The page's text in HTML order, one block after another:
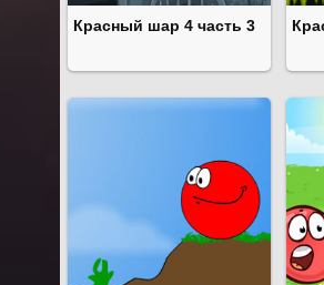
Красный шар 4 часть 3